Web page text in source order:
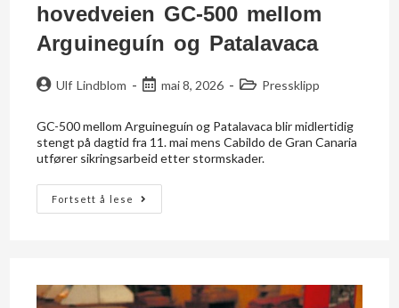
hovedveien GC-500 mellom
Arguineguín og Patalavaca
Ulf Lindblom mai 8, 2026 Pressklipp
GC-500 mellom Arguineguín og Patalavaca blir midlertidig
stengt på dagtid fra 11. mai mens Cabildo de Gran Canaria
utfører sikringsarbeid etter stormskader.
Fortsett å lese